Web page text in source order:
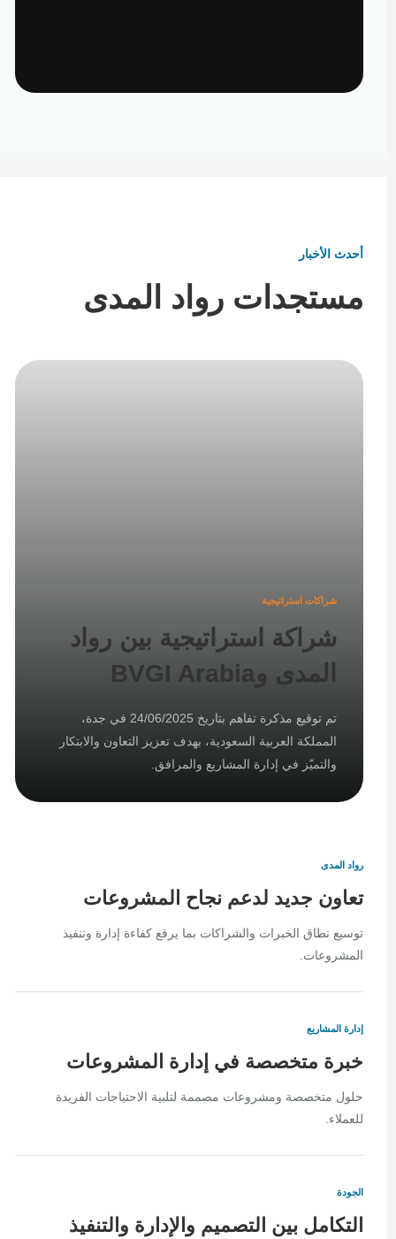
أحدث الأخبار
مستجدات رواد المدى
شراكات استراتيجية
شراكة استراتيجية بين رواد
المدى وBVGI Arabia
تم توقيع مذكرة تفاهم بتاريخ 24/06/2025 في جدة،
المملكة العربية السعودية، بهدف تعزيز التعاون والابتكار
والتميّز في إدارة المشاريع والمرافق.
رواد المدى
تعاون جديد لدعم نجاح المشروعات
توسيع نطاق الخبرات والشراكات بما يرفع كفاءة إدارة وتنفيذ
المشروعات.
إدارة المشاريع
خبرة متخصصة في إدارة المشروعات
حلول متخصصة ومشروعات مصممة لتلبية الاحتياجات الفريدة
للعملاء.
الجودة
التكامل بين التصميم والإدارة والتنفيذ